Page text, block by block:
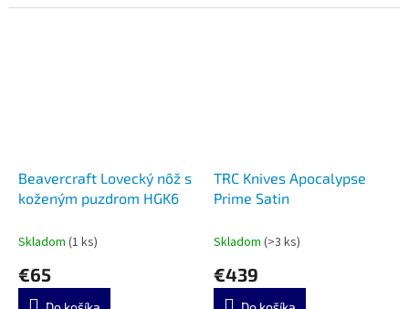
Beavercraft Lovecký nôž s
koženým puzdrom HGK6
Skladom (1 ks)
€65
TRC Knives Apocalypse
Prime Satin
Skladom (>3 ks)
€439